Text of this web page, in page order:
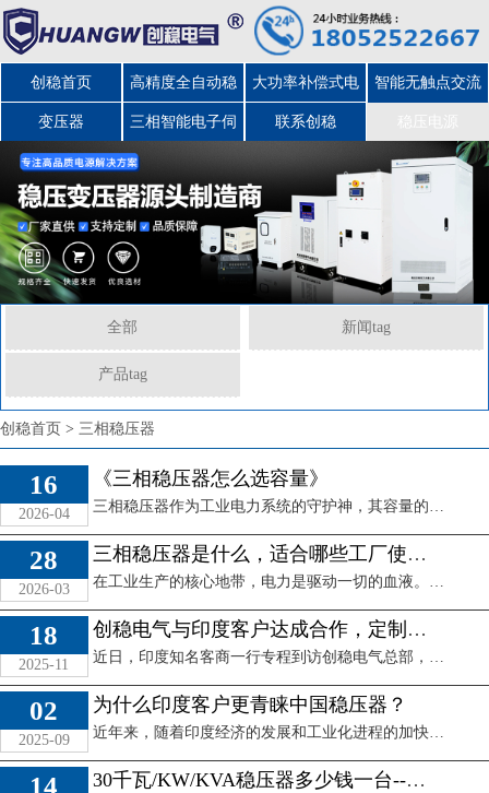
创稳首页 高精度全自动稳
压器
大功率补偿式电
力稳压器
智能无触点交流
变压器 三相智能电子伺 联系创稳
全部 新闻tag
产品tag
创稳首页 > 三相稳压器
16
2026-04
《三相稳压器怎么选容量》
三相稳压器作为工业电力系统的守护神，其容量的正确选择直接关系到后续设备的稳定运行、稳压器自身的工作效率以及使用寿命。选小了，设备无法正常启动甚至损坏稳 ...
28
2026-03
三相稳压器是什么，适合哪些工厂使用？
在工业生产的核心地带，电力是驱动一切的血液。然而，电压不稳、波动频繁却如同血液中的血栓，时刻威胁着设备健康与生产连续性。这时，三相稳压器便扮演了至关重 ...
18
2025-11
创稳电气与印度客户达成合作，定制三相稳压器出口方案
近日，印度知名客商一行专程到访创稳电气总部，就三相稳压器采购项目进行深度洽谈与实地考察。从技术参数的精准匹配到生产流程的透明化参观，再到合作协议的最终 ...
02
2025-09
为什么印度客户更青睐中国稳压器？
近年来，随着印度经济的发展和工业化进程的加快，电力需求持续增长。但与此同时，印度电网电压波动、供电不稳定的问题依然突出，尤其在部分工业园区和农村地区， ...
14 30千瓦/KW/KVA稳压器多少钱一台--三相稳压电源价格